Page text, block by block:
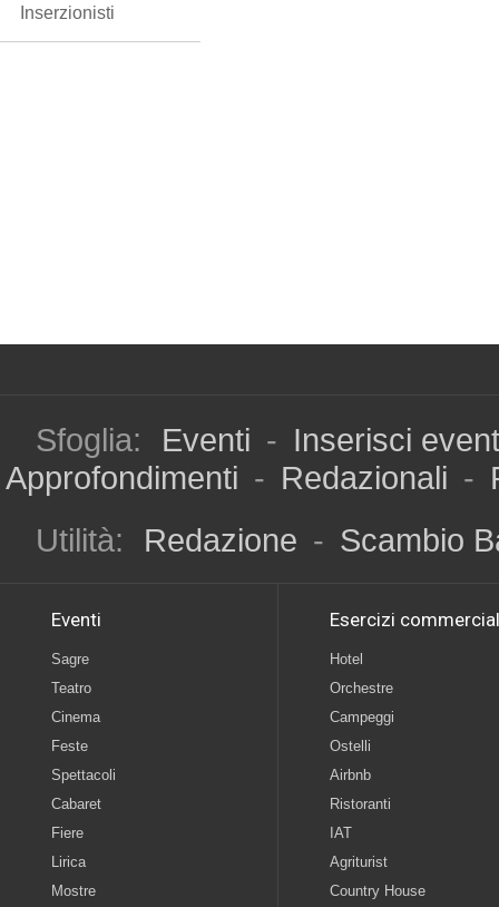
Inserzionisti
Sfoglia: Eventi - Inserisci
Approfondimenti - Redazionali -
Utilità:
Redazione - Scambio
Eventi
Sagre
Teatro
Cinema
Feste
Spettacoli
Cabaret
Fiere
Lirica
Mostre
Esercizi
Hotel
Orchestre
Campeggi
Ostelli
Airbnb
Ristoranti
IAT
Agriturist
Country House